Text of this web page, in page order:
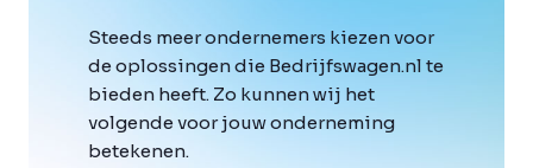
Steeds meer ondernemers kiezen voor
de oplossingen die Bedrijfswagen.nl te
bieden heeft. Zo kunnen wij het
volgende voor jouw onderneming
betekenen.